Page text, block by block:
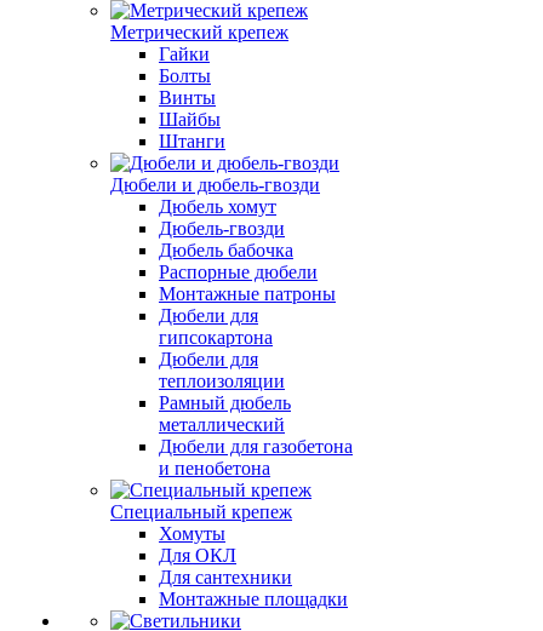
Метрический крепеж
Гайки
Болты
Винты
Шайбы
Штанги
Дюбели и дюбель-гвозди
Дюбель хомут
Дюбель-гвозди
Дюбель бабочка
Распорные дюбели
Монтажные патроны
Дюбели для
гипсокартона
Дюбели для
теплоизоляции
Рамный дюбель
металлический
Дюбели для газобетона
и пенобетона
Специальный крепеж
Хомуты
Для ОКЛ
Для сантехники
Монтажные площадки